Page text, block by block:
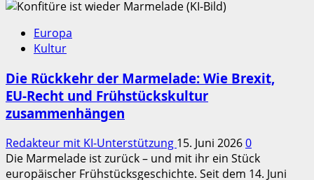
Europa
Kultur
Die Rückkehr der Marmelade: Wie Brexit,
EU‑Recht und Frühstückskultur
zusammenhängen
Redakteur mit KI-Unterstützung 15. Juni 20260
Die Marmelade ist zurück – und mit ihr ein Stück
europäischer Frühstücksgeschichte. Seit dem 14. Juni